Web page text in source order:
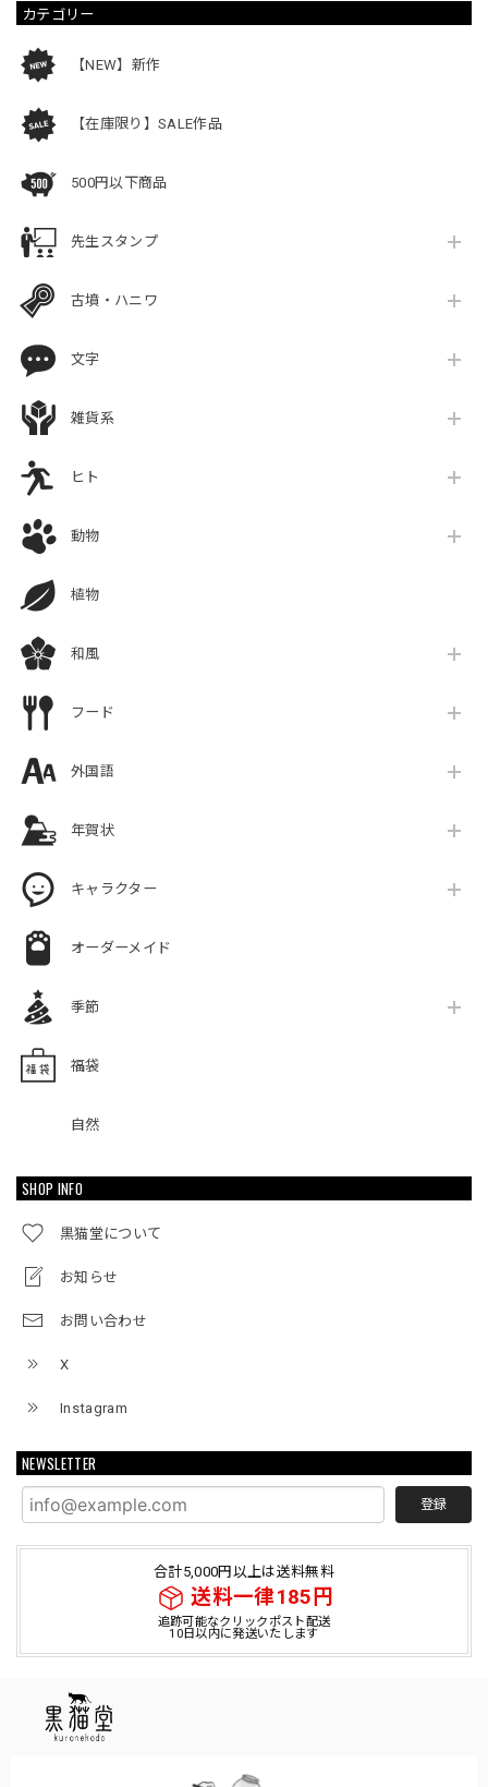
カテゴリー
【NEW】新作
【在庫限り】SALE作品
500円以下商品
先生スタンプ
古墳・ハニワ
文字
雑貨系
ヒト
動物
植物
和風
フード
外国語
年賀状
キャラクター
オーダーメイド
季節
福袋
自然
SHOP INFO
黒猫堂について
お知らせ
お問い合わせ
X
Instagram
NEWSLETTER
登録
合計5,000円以上は送料無料
送料一律185円
追跡可能なクリックポスト配送
10日以内に発送いたします